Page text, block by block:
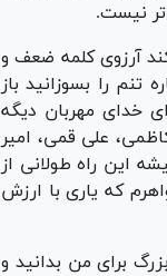
نیست.
آرزوی کلمه ضعف و
تنم را بسوزانید باز
خدای مهربان دیگه
علی قمی، امیر
این راه طولانی از
که یاری با ارزش
برای من بدانید و